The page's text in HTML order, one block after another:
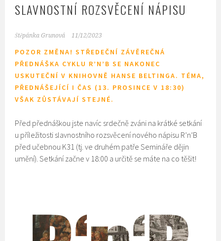
SLAVNOSTNÍ ROZSVĚCENÍ NÁPISU
Štěpánka Grunová 11/12/2023
POZOR ZMĚNA! STŘEDEČNÍ ZÁVĚREČNÁ
PŘEDNÁŠKA CYKLU R’N’B SE NAKONEC
USKUTEČNÍ V KNIHOVNĚ HANSE BELTINGA. TÉMA,
PŘEDNÁŠEJÍCÍ I ČAS (13. PROSINCE V 18:30)
VŠAK ZŮSTÁVAJÍ STEJNÉ.
Před přednáškou jste navíc srdečně zváni na krátké setkání
u příležitosti slavnostního rozsvěcení nového nápisu R’n’B
před učebnou K31 (tj. ve druhém patře Semináře dějin
umění). Setkání začne v 18:00 a určitě se máte na co těšit!